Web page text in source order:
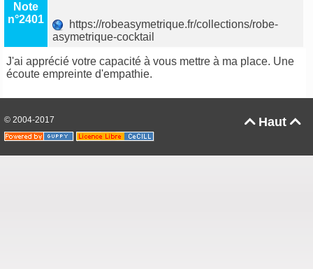
Note
n°2401
https://robeasymetrique.fr/collections/robe-
asymetrique-cocktail
J'ai apprécié votre capacité à vous mettre à ma place. Une
écoute empreinte d'empathie.
Haut 
© 2004-2017